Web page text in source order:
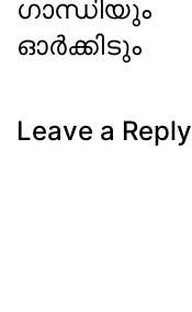
ഗാന്ധിയും
ഓർക്കിടും
Leave a Reply